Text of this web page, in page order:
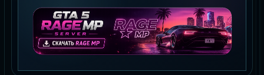
СКАЧАТЬ MTA